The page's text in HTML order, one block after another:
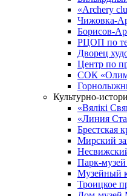
«Archery
Чижовка-
Борисов-
РЦОП по
Дворец
Центр по
СОК
Культурно-
«Вялікі
«Линия
Брестская
Мирский
Парк-
Музейный
Троицкое